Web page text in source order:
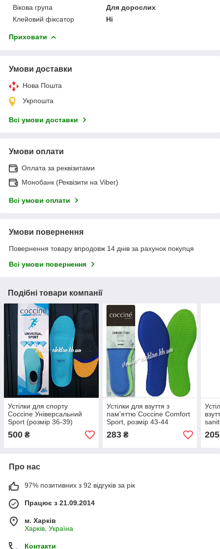
Вікова група
Для дорослих
Клейовий фіксатор
Ні
Приховати
Умови доставки
Нова Пошта
Укрпошта
Всі умови доставки
Умови оплати
Оплата за реквізитами
Монобанк (Реквізити на Viber)
Всі умови оплати
Умови повернення
Повернення товару впродовж 14 днів за рахунок покупця
Всі умови повернення
Подібні товари компанії
Устілки для спорту
Coccine Універсальний
Sport (розмір 36-39)
500 ₴
Устілки для взуття з
пам'яттю Coccine Comfort
Sport, розмір 43-44
283₴ 205
Про нас
97% позитивних з 92 відгуків за рік
Працює з 21.09.2014
м. Харків
Харків, Україна
Контакти